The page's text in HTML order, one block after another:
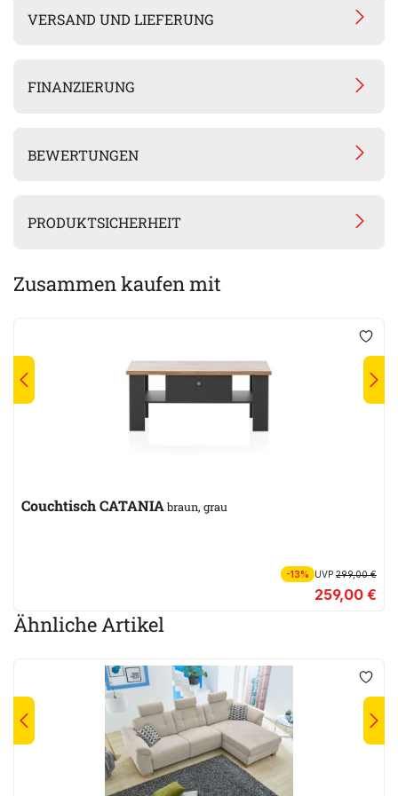
VERSAND UND LIEFERUNG
FINANZIERUNG
BEWERTUNGEN
PRODUKTSICHERHEIT
Zusammen kaufen mit
Couchtisch CATANIAbraun, grau
-13% UVP299,00 €
259,00 €
Ähnliche Artikel